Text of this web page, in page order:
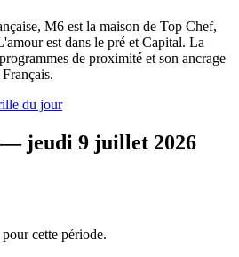
M6 est la maison de Top Chef,
est dans le pré et Capital. La
de proximité et son ancrage
du jour
— jeudi 9 juillet 2026
cette période.